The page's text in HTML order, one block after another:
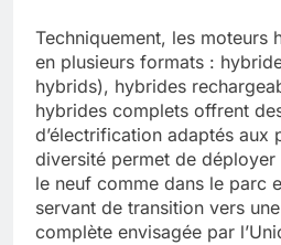
Techniquement, les moteurs
en plusieurs formats :
hybrids), hybrides
hybrides complets offrent
d’électrification adaptés aux
diversité permet de
le neuf comme dans le parc
servant de transition vers
complète envisagée par